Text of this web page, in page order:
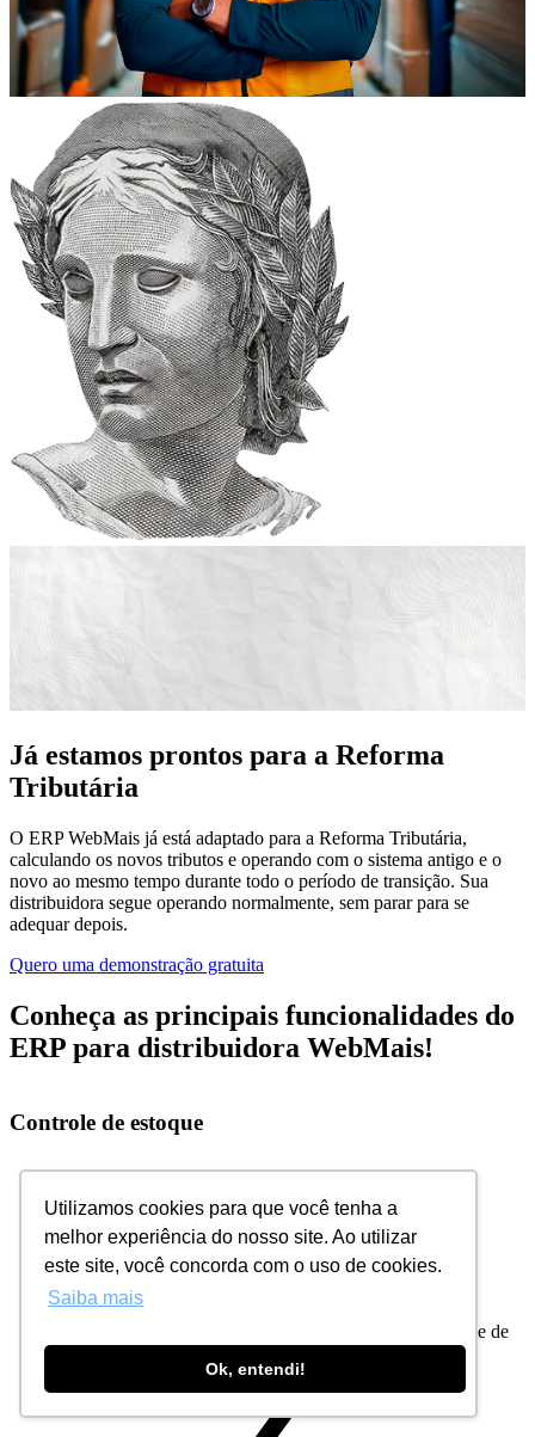
Utilizamos cookies para que você tenha a
melhor experiência do nosso site. Ao utilizar
este site, você concorda com o uso de cookies.
Saiba mais
Ok, entendi!
Já estamos prontos para a Reforma
Tributária
O ERP WebMais já está adaptado para a Reforma Tributária,
calculando os novos tributos e operando com o sistema antigo e o
novo ao mesmo tempo durante todo o período de transição. Sua
distribuidora segue operando normalmente, sem parar para se
adequar depois.
Quero uma demonstração gratuita
Conheça as principais funcionalidades do
ERP para distribuidora WebMais!
Controle de estoque
Controle de